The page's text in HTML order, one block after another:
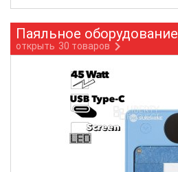
Паяльное оборудование
открыть 30 товаров